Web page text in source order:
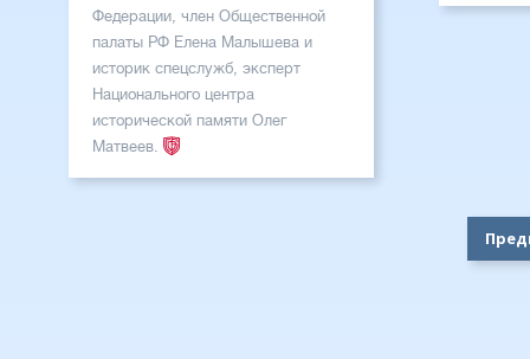
Федерации, член Общественной
палаты РФ Елена Малышева и
историк спецслужб, эксперт
Национального центра
исторической памяти Олег
Матвеев.